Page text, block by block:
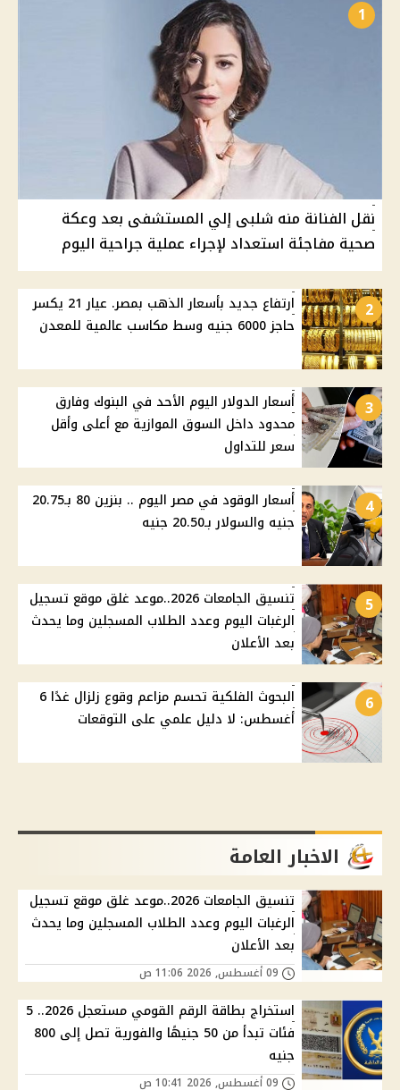
1
نقل الفنانة منه شلبى إلي المستشفى بعد وعكة
صحية مفاجئة استعداد لإجراء عملية جراحية اليوم
2
ارتفاع جديد بأسعار الذهب بمصر. عيار 21 يكسر
حاجز 6000 جنيه وسط مكاسب عالمية للمعدن
3
أسعار الدولار اليوم الأحد في البنوك وفارق
محدود داخل السوق الموازية مع أعلى وأقل
سعر للتداول
4
أسعار الوقود في مصر اليوم .. بنزين 80 بـ20.75
جنيه والسولار بـ20.50 جنيه
5
تنسيق الجامعات 2026..موعد غلق موقع تسجيل
الرغبات اليوم وعدد الطلاب المسجلين وما يحدث
بعد الأعلان
6
البحوث الفلكية تحسم مزاعم وقوع زلزال غدًا 6
أغسطس: لا دليل علمي على التوقعات
الاخبار العامة
تنسيق الجامعات 2026..موعد غلق موقع تسجيل
الرغبات اليوم وعدد الطلاب المسجلين وما يحدث
بعد الأعلان
استخراج بطاقة الرقم القومي مستعجل 2026.. 5
فئات تبدأ من 50 جنيهًا والفورية تصل إلى 800
جنيه